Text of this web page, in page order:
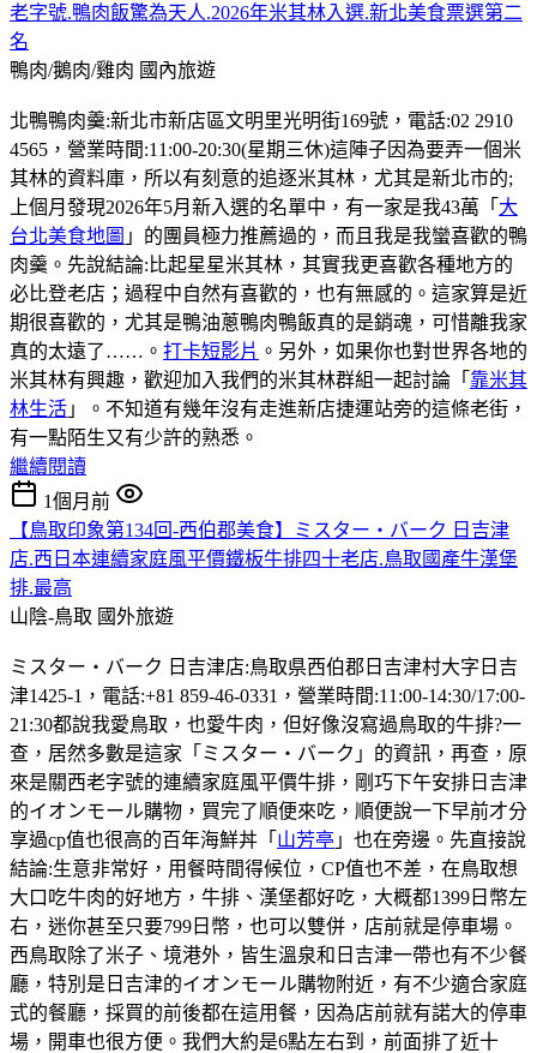
老字號.鴨肉飯驚為天人.2026年米其林入選.新北美食票選第二
名
鴨肉/鵝肉/雞肉 國內旅遊
北鴨鴨肉羹:新北市新店區文明里光明街169號，電話:02 2910
4565，營業時間:11:00-20:30(星期三休)這陣子因為要弄一個米
其林的資料庫，所以有刻意的追逐米其林，尤其是新北市的;
上個月發現2026年5月新入選的名單中，有一家是我43萬「 大
台北美食地圖 」的團員極力推薦過的，而且我是我蠻喜歡的鴨
肉羹。先說結論:比起星星米其林，其實我更喜歡各種地方的
必比登老店；過程中自然有喜歡的，也有無感的。這家算是近
期很喜歡的，尤其是鴨油蔥鴨肉鴨飯真的是銷魂，可惜離我家
真的太遠了……。 打卡短影片 。另外，如果你也對世界各地的
米其林有興趣，歡迎加入我們的米其林群組一起討論「 靠米其
林生活 」。不知道有幾年沒有走進新店捷運站旁的這條老街，
有一點陌生又有少許的熟悉。
繼續閱讀
1個月前
【鳥取印象第134回-西伯郡美食】ミスター・バーク 日吉津
店.西日本連續家庭風平價鐵板牛排四十老店.鳥取國產牛漢堡
排.最高
山陰-鳥取 國外旅遊
ミスター・バーク 日吉津店:鳥取県西伯郡日吉津村大字日吉
津1425-1，電話:+81 859-46-0331，營業時間:11:00-14:30/17:00-
21:30都說我愛鳥取，也愛牛肉，但好像沒寫過鳥取的牛排?一
查，居然多數是這家「ミスター・バーク」的資訊，再查，原
來是關西老字號的連續家庭風平價牛排，剛巧下午安排日吉津
的イオンモール購物，買完了順便來吃，順便說一下早前才分
享過cp值也很高的百年海鮮丼「 山芳亭 」也在旁邊。先直接說
結論:生意非常好，用餐時間得候位，CP值也不差，在鳥取想
大口吃牛肉的好地方，牛排、漢堡都好吃，大概都1399日幣左
右，迷你甚至只要799日幣，也可以雙併，店前就是停車場。
西鳥取除了米子、境港外，皆生溫泉和日吉津一帶也有不少餐
廳，特別是日吉津的イオンモール購物附近，有不少適合家庭
式的餐廳，採買的前後都在這用餐，因為店前就有諾大的停車
場，開車也很方便。我們大約是6點左右到，前面排了近十